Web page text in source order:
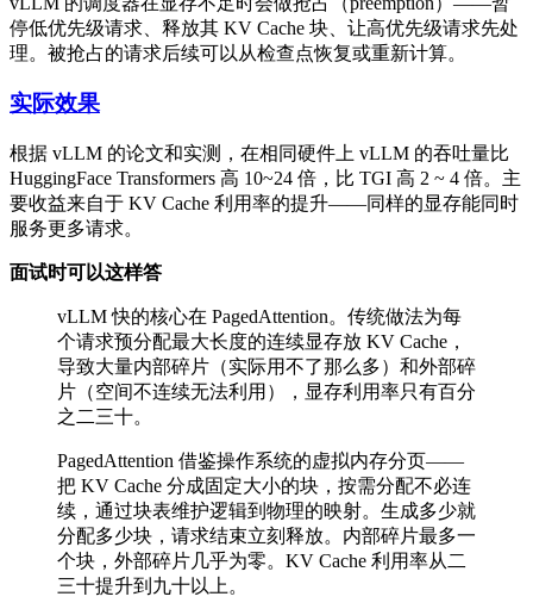
停低优先级请求、释放其 KV Cache 块、让高优先级请求先处
理。被抢占的请求后续可以从检查点恢复或重新计算。
实际效果
根据 vLLM 的论文和实测，在相同硬件上 vLLM 的吞吐量比
HuggingFace Transformers 高 10~24 倍，比 TGI 高 2 ~ 4 倍。主
要收益来自于 KV Cache 利用率的提升——同样的显存能同时
服务更多请求。
面试时可以这样答
vLLM 快的核心在 PagedAttention。传统做法为每
个请求预分配最大长度的连续显存放 KV Cache，
导致大量内部碎片（实际用不了那么多）和外部碎
片（空间不连续无法利用），显存利用率只有百分
之二三十。
PagedAttention 借鉴操作系统的虚拟内存分页——
把 KV Cache 分成固定大小的块，按需分配不必连
续，通过块表维护逻辑到物理的映射。生成多少就
分配多少块，请求结束立刻释放。内部碎片最多一
个块，外部碎片几乎为零。KV Cache 利用率从二
三十提升到九十以上。